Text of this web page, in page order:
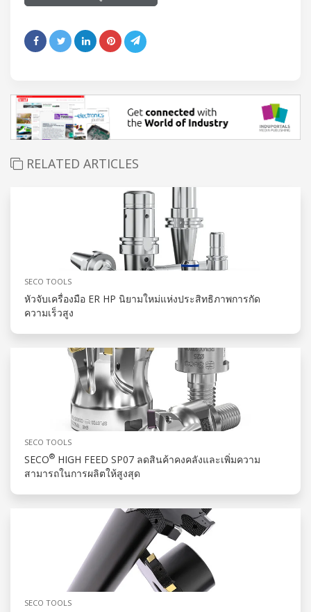
RELATED ARTICLES
SECO TOOLS
หัวจับเครื่องมือ ER HP นิยามใหม่แห่งประสิทธิภาพการกัด
ความเร็วสูง
SECO TOOLS
SECO® HIGH FEED SP07 ลดสินค้าคงคลังและเพิ่มความ
สามารถในการผลิตให้สูงสุด
SECO TOOLS